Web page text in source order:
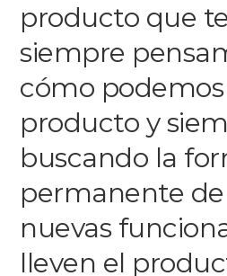
producto que
siempre
cómo
producto y
buscando la
permanente
nuevas
lleven el